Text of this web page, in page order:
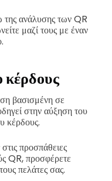
ανάλυσης των QR
μαζί τους με έναν
κέρδους
βασισμένη σε
στην αύξηση του
κέρδους.
προσπάθειες
QR, προσφέρετε
πελάτες σας.